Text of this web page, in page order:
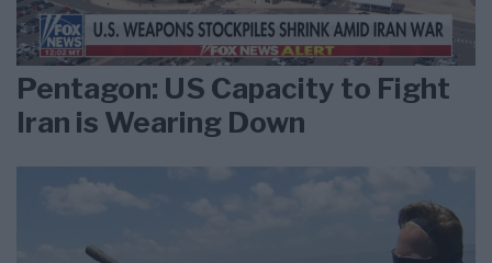
Pentagon: US Capacity to Fight
Iran is Wearing Down